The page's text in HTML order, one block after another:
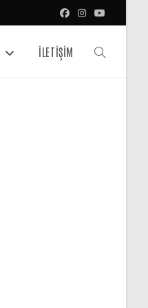
İLETİŞİM Toggle